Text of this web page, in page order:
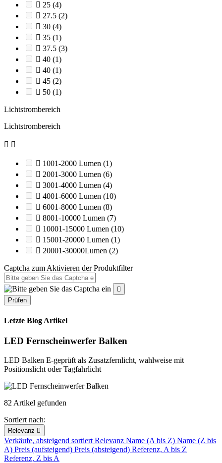
 25 (4)
 27.5 (2)
 30 (4)
 35 (1)
 37.5 (3)
 40 (1)
 40 (1)
 45 (2)
 50 (1)
Lichtstrombereich
Lichtstrombereich
 
 1001-2000 Lumen (1)
 2001-3000 Lumen (6)
 3001-4000 Lumen (4)
 4001-6000 Lumen (10)
 6001-8000 Lumen (8)
 8001-10000 Lumen (7)
 10001-15000 Lumen (10)
 15001-20000 Lumen (1)
 20001-30000Lumen (2)
Captcha zum Aktivieren der Produktfilter

Prüfen
Letzte Blog Artikel
LED Fernscheinwerfer Balken
LED Balken E-geprüft als Zusatzfernlicht, wahlweise mit
Positionslicht oder Tagfahrlicht
82 Artikel gefunden
Sortiert nach:
Relevanz 
Verkäufe, absteigend sortiert Relevanz Name (A bis Z) Name (Z bis
A) Preis (aufsteigend) Preis (absteigend) Referenz, A bis Z
Referenz, Z bis A